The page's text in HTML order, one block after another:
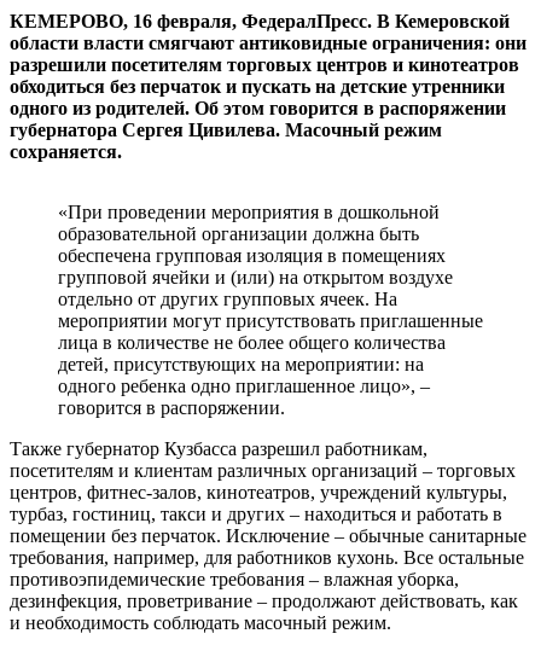
КЕМЕРОВО, 16 февраля, ФедералПресс. В Кемеровской
области власти смягчают антиковидные ограничения: они
разрешили посетителям торговых центров и кинотеатров
обходиться без перчаток и пускать на детские утренники
одного из родителей. Об этом говорится в распоряжении
губернатора Сергея Цивилева. Масочный режим
сохраняется.
«При проведении мероприятия в дошкольной
образовательной организации должна быть
обеспечена групповая изоляция в помещениях
групповой ячейки и (или) на открытом воздухе
отдельно от других групповых ячеек. На
мероприятии могут присутствовать приглашенные
лица в количестве не более общего количества
детей, присутствующих на мероприятии: на
одного ребенка одно приглашенное лицо», –
говорится в распоряжении.
Также губернатор Кузбасса разрешил работникам,
посетителям и клиентам различных организаций – торговых
центров, фитнес-залов, кинотеатров, учреждений культуры,
турбаз, гостиниц, такси и других – находиться и работать в
помещении без перчаток. Исключение – обычные санитарные
требования, например, для работников кухонь. Все остальные
противоэпидемические требования – влажная уборка,
дезинфекция, проветривание – продолжают действовать, как
и необходимость соблюдать масочный режим.